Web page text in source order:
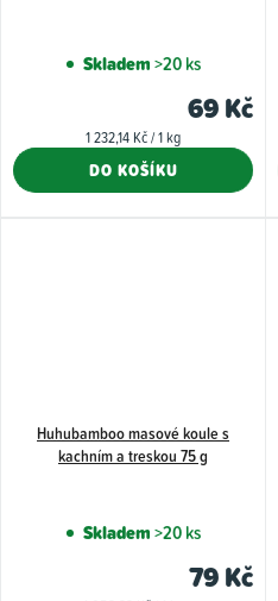
Skladem>20 ks
69 Kč
Měrná
1 232,14 Kč / 1 kg
DO KOŠÍKU
Huhubamboo masové koule s
kachním a treskou 75 g
Skladem>20 ks
79 Kč